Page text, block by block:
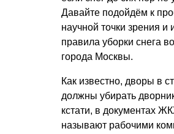
Давайте подойдём к
научной точки зрения и
правила уборки снега
города Москвы.
Как известно, дворы в
должны убирать
кстати, в документах
называют рабочими